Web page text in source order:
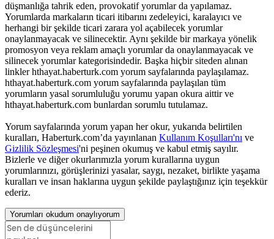
düşmanlığa tahrik eden, provokatif yorumlar da yapılamaz.
Yorumlarda markaların ticari itibarını zedeleyici, karalayıcı ve
herhangi bir şekilde ticari zarara yol açabilecek yorumlar
onaylanmayacak ve silinecektir. Aynı şekilde bir markaya yönelik
promosyon veya reklam amaçlı yorumlar da onaylanmayacak ve
silinecek yorumlar kategorisindedir. Başka hiçbir siteden alınan
linkler hthayat.haberturk.com yorum sayfalarında paylaşılamaz.
hthayat.haberturk.com yorum sayfalarında paylaşılan tüm
yorumların yasal sorumluluğu yorumu yapan okura aittir ve
hthayat.haberturk.com bunlardan sorumlu tutulamaz.
Yorum sayfalarında yorum yapan her okur, yukarıda belirtilen
kuralları, Haberturk.com’da yayınlanan Kullanım Koşulları'nı ve
Gizlilik Sözleşmesi'ni peşinen okumuş ve kabul etmiş sayılır.
Bizlerle ve diğer okurlarımızla yorum kurallarına uygun
yorumlarınızı, görüşlerinizi yasalar, saygı, nezaket, birlikte yaşama
kuralları ve insan haklarına uygun şekilde paylaştığınız için teşekkür
ederiz.
Yorumları okudum onaylıyorum